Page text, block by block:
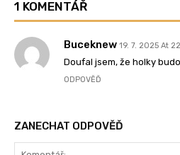
1 KOMENTÁŘ
Buceknew 19. 7. 2025 At
Doufal jsem, že holky
ODPOVĚĎ
ZANECHAT ODPOVĚĎ